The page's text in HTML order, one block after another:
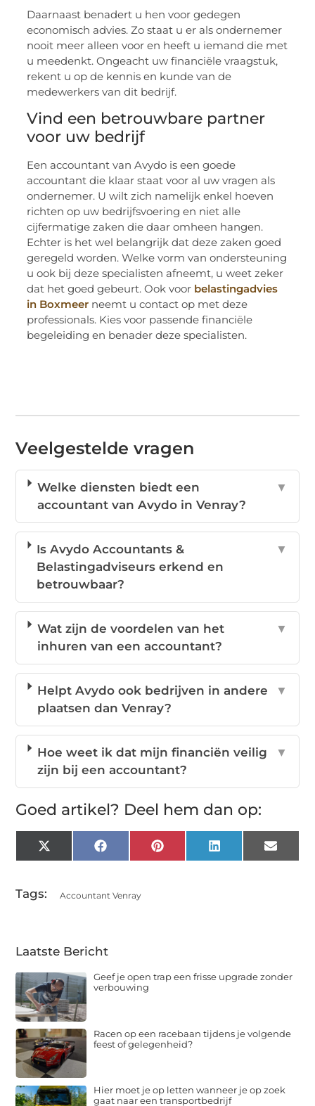
Daarnaast benadert u hen voor gedegen
economisch advies. Zo staat u er als ondernemer
nooit meer alleen voor en heeft u iemand die met
u meedenkt. Ongeacht uw financiële vraagstuk,
rekent u op de kennis en kunde van de
medewerkers van dit bedrijf.
Vind een betrouwbare partner
voor uw bedrijf
Een accountant van Avydo is een goede
accountant die klaar staat voor al uw vragen als
ondernemer. U wilt zich namelijk enkel hoeven
richten op uw bedrijfsvoering en niet alle
cijfermatige zaken die daar omheen hangen.
Echter is het wel belangrijk dat deze zaken goed
geregeld worden. Welke vorm van ondersteuning
u ook bij deze specialisten afneemt, u weet zeker
dat het goed gebeurt. Ook voor belastingadvies
in Boxmeer neemt u contact op met deze
professionals. Kies voor passende financiële
begeleiding en benader deze specialisten.
Veelgestelde vragen
Welke diensten biedt een
accountant van Avydo in Venray?
▼
Is Avydo Accountants &
Belastingadviseurs erkend en
betrouwbaar?
▼
Wat zijn de voordelen van het
inhuren van een accountant?
▼
Helpt Avydo ook bedrijven in andere
plaatsen dan Venray?
▼
Hoe weet ik dat mijn financiën veilig
zijn bij een accountant?
▼
Goed artikel? Deel hem dan op:
X
(Twitter)
FacebookPinterestLinkedInEmail
Tags: Accountant Venray
Laatste Bericht
Geef je open trap een frisse upgrade zonder
verbouwing
Racen op een racebaan tijdens je volgende
feest of gelegenheid?
Hier moet je op letten wanneer je op zoek
gaat naar een transportbedrijf